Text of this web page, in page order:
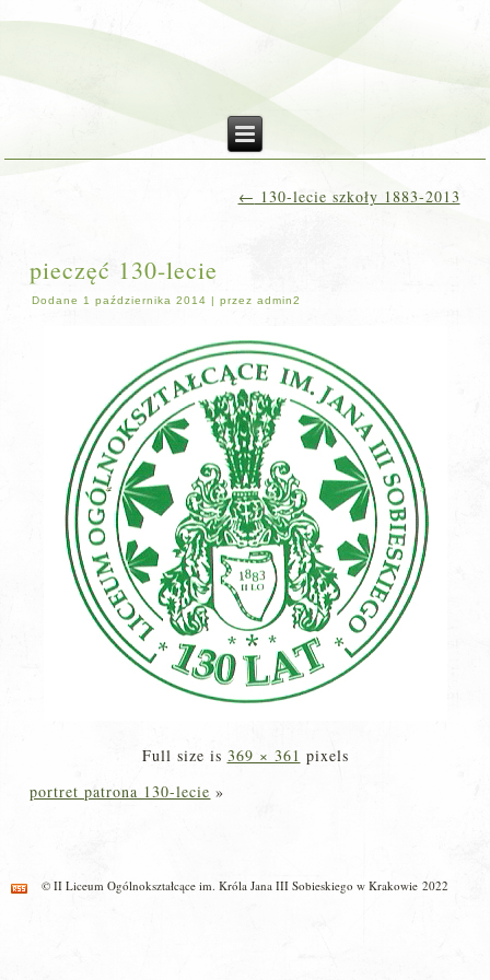
← 130-lecie szkoły 1883-2013
pieczęć 130-lecie
Dodane 1 października 2014 |przez admin2
Full size is 369 × 361 pixels
portret patrona 130-lecie »
© II Liceum Ogólnokształcące im. Króla Jana III Sobieskiego w Krakowie 2022